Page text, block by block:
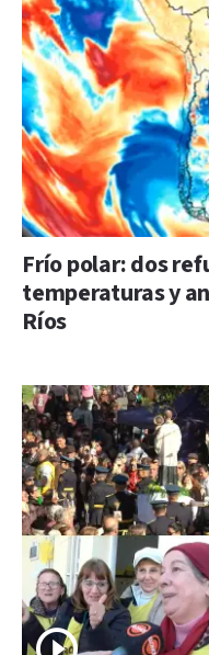
Frío polar: dos
temperaturas y
Ríos